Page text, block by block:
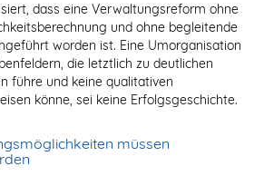
dass eine Verwaltungsreform ohne
und ohne begleitende
worden ist. Eine Umorganisation
die letztlich zu deutlichen
führe und keine qualitativen
könne, sei keine Erfolgsgeschichte.
müssen